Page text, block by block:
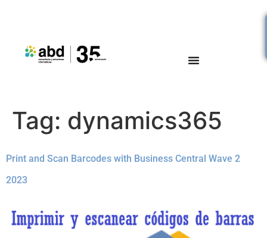
Tag: dynamics365
Print and Scan Barcodes with Business Central Wave 2
2023